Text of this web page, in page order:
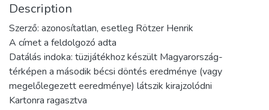
Description
Szerző: azonosítatlan, esetleg Rötzer Henrik
A címet a feldolgozó adta
Datálás indoka: tüzijátékhoz készült Magyarország-
térképen a második bécsi döntés eredménye (vagy
megelőlegezett eeredménye) látszik kirajzolódni
Kartonra ragasztva